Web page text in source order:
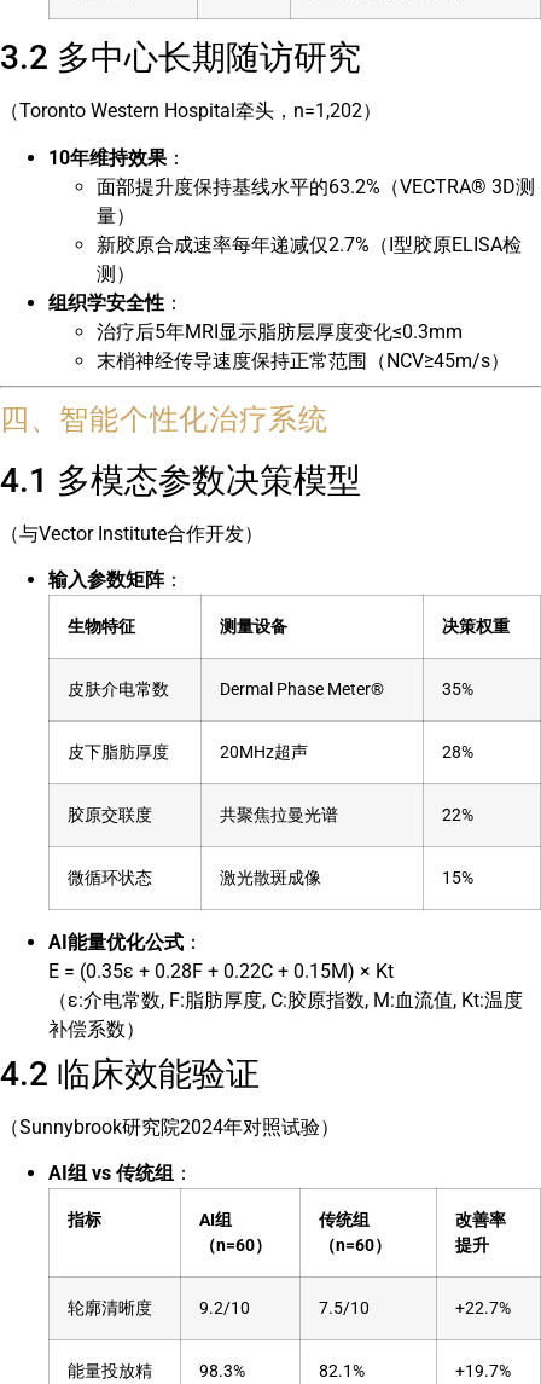
3.2 多中心长期随访研究
（Toronto Western Hospital牵头，n=1,202）
10年维持效果 ：
面部提升度保持基线水平的63.2%（VECTRA® 3D测
量）
新胶原合成速率每年递减仅2.7%（I型胶原ELISA检
测）
组织学安全性 ：
治疗后5年MRI显示脂肪层厚度变化≤0.3mm
末梢神经传导速度保持正常范围（NCV≥45m/s）
四、智能个性化治疗系统
4.1 多模态参数决策模型
（与Vector Institute合作开发）
输入参数矩阵：
生物特征 测量设备 决策权重
皮肤介电常数 Dermal Phase Meter® 35%
皮下脂肪厚度 20MHz超声 28%
胶原交联度 共聚焦拉曼光谱 22%
微循环状态 激光散斑成像 15%
AI能量优化公式 ：
E = (0.35ε + 0.28F + 0.22C + 0.15M) × Kt
（ε:介电常数, F:脂肪厚度, C:胶原指数, M:血流值, Kt:温度
补偿系数）
4.2 临床效能验证
（Sunnybrook研究院2024年对照试验）
AI组 vs 传统组 ：
指标
AI组
（n=60）
传统组
（n=60）
改善率
提升
轮廓清晰度 9.2/10 7.5/10 +22.7%
能量投放精
98.3% 82.1% +19.7%